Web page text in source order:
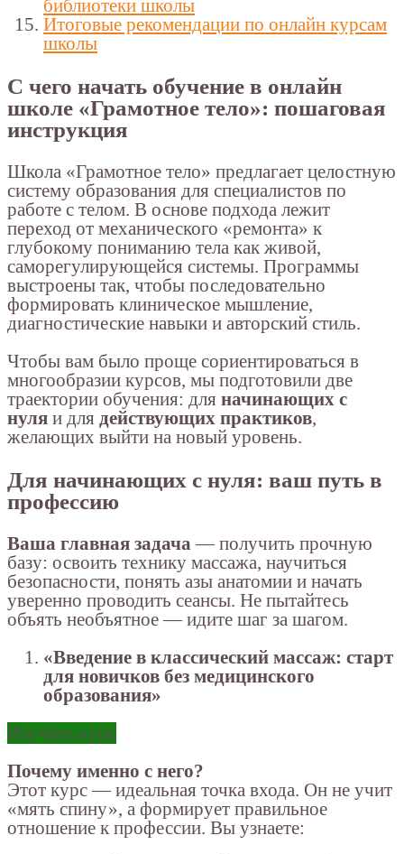
библиотеки школы
Итоговые рекомендации по онлайн курсам
школы
С чего начать обучение в онлайн
школе «Грамотное тело»: пошаговая
инструкция
Школа «Грамотное тело» предлагает целостную
систему образования для специалистов по
работе с телом. В основе подхода лежит
переход от механического «ремонта» к
глубокому пониманию тела как живой,
саморегулирующейся системы. Программы
выстроены так, чтобы последовательно
формировать клиническое мышление,
диагностические навыки и авторский стиль.
Чтобы вам было проще сориентироваться в
многообразии курсов, мы подготовили две
траектории обучения: для начинающих с
нуля и для действующих практиков,
желающих выйти на новый уровень.
Для начинающих с нуля: ваш путь в
профессию
Ваша главная задача— получить прочную
базу: освоить технику массажа, научиться
безопасности, понять азы анатомии и начать
уверенно проводить сеансы. Не пытайтесь
объять необъятное — идите шаг за шагом.
«Введение в классический массаж: старт
для новичков без медицинского
образования»
Изучить курс
Почему именно с него?
Этот курс — идеальная точка входа. Он не учит
«мять спину», а формирует правильное
отношение к профессии. Вы узнаете: